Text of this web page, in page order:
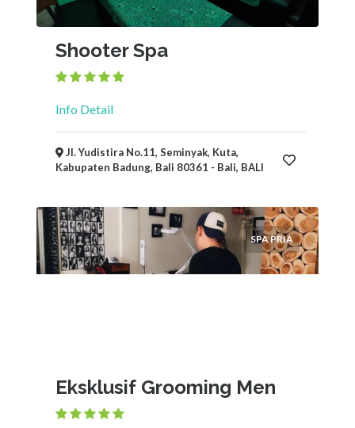
Shooter Spa
Info Detail
Jl. Yudistira No.11, Seminyak, Kuta,
Kabupaten Badung, Bali 80361 - Bali, BALI
SPA PRIA
Eksklusif Grooming Men